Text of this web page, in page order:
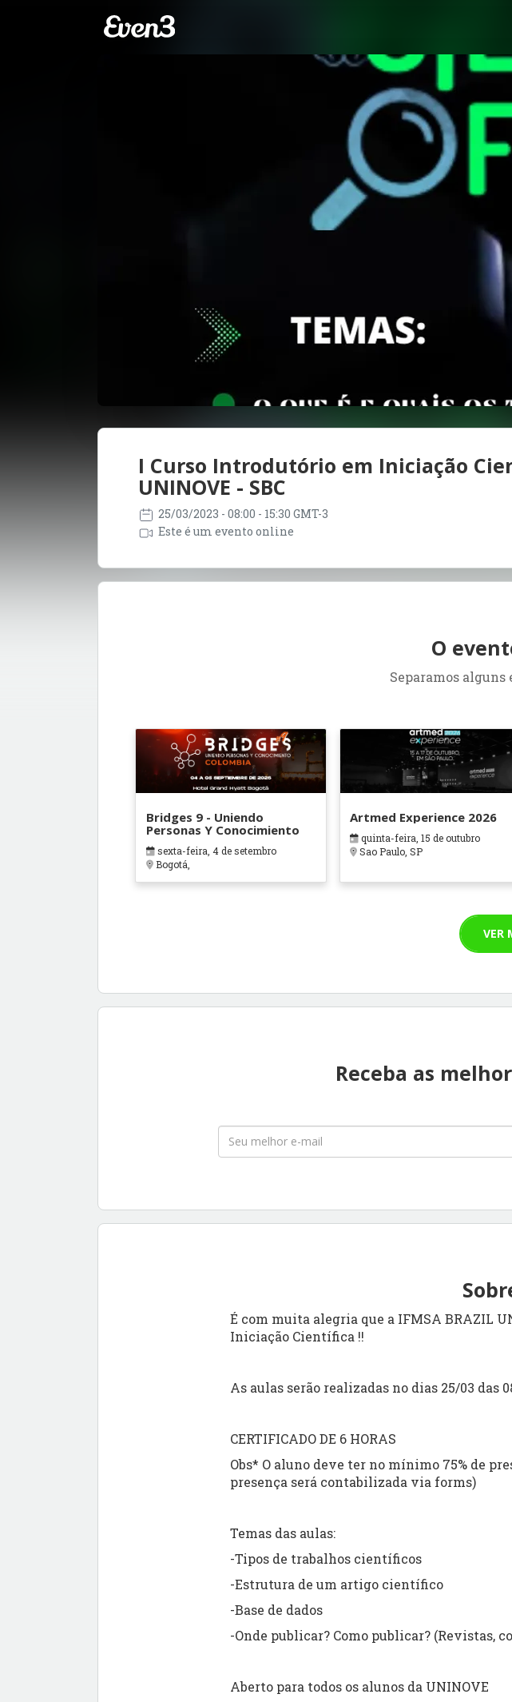
I Curso Introdutório em Iniciação
UNINOVE - SBC
25/03/2023 - 08:00 - 15:30 GMT-3
Este é um evento online
O
Separamos
Bridges 9 - Uniendo
Personas Y Conocimiento
sexta-feira, 4 de setembro
Bogotá,
Artmed Experience 2026
quinta-feira, 15 de outubro
Sao Paulo, SP
VER
Receba as
É com muita alegria que a IFMSA BRAZIL
Iniciação Científica !!
As aulas serão realizadas no dias 25/03 das
CERTIFICADO DE 6 HORAS
Obs* O aluno deve ter no mínimo 75% de
presença será contabilizada via forms)
Temas das aulas:
-Tipos de trabalhos científicos
-Estrutura de um artigo científico
-Base de dados
-Onde publicar? Como publicar? (Revistas,
Aberto para todos os alunos da UNINOVE